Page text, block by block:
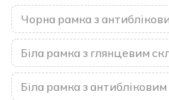
Чорна рамка з
Біла рамка з глянцевим
Біла рамка з